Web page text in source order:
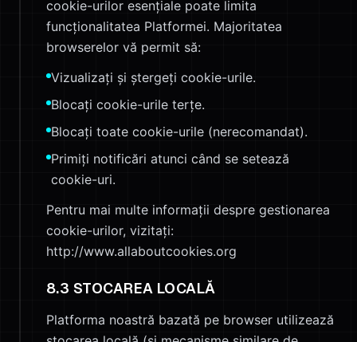
cookie-urilor esențiale poate limita
funcționalitatea Platformei. Majoritatea
browserelor vă permit să:
Vizualizați și ștergeți cookie-urile.
Blocați cookie-urile terțe.
Blocați toate cookie-urile (nerecomandat).
Primiți notificări atunci când se setează
cookie-uri.
Pentru mai multe informații despre gestionarea
cookie-urilor, vizitați:
http://www.allaboutcookies.org
8.3 STOCAREA LOCALĂ
Platforma noastră bazată pe browser utilizează